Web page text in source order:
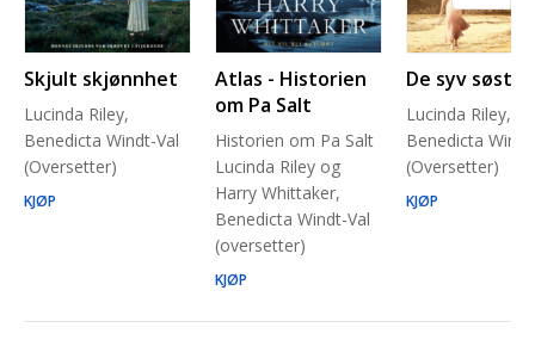
Skjult skjønnhet
Lucinda Riley,
Benedicta Windt-Val
(Oversetter)
KJØP
Atlas - Historien
om Pa Salt
Historien om Pa Salt
Lucinda Riley og
Harry Whittaker,
Benedicta Windt-Val
(oversetter)
KJØP
De syv søstre
Lucinda Riley,
Benedicta
(Oversetter)
KJØP